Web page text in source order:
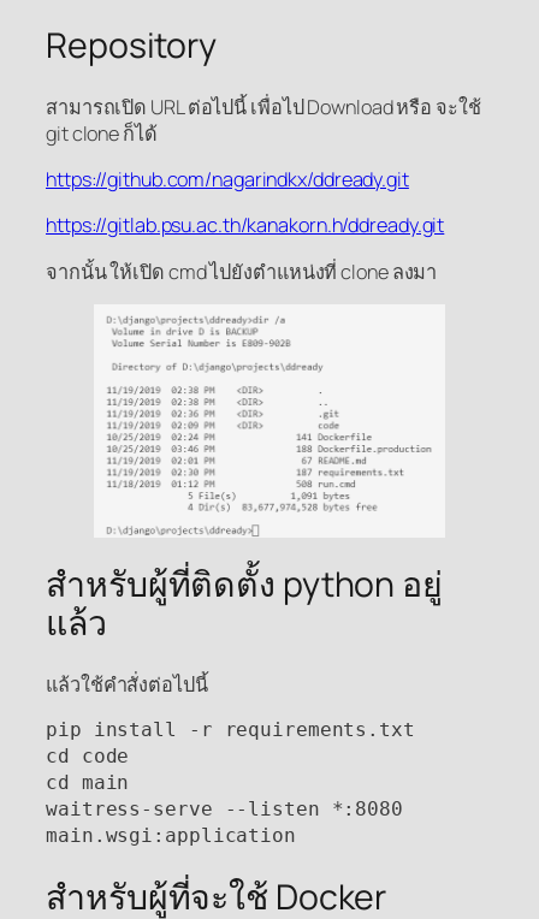
Repository
สามารถเปิด URL ต่อไปนี้ เพื่อไป Download หรือ จะใช้
git clone ก็ได้
https://github.com/nagarindkx/ddready.git
https://gitlab.psu.ac.th/kanakorn.h/ddready.git
จากนั้น ให้เปิด cmd ไปยังตำแหน่งที่ clone ลงมา
สำหรับผู้ที่ติดตั้ง python อยู่
แล้ว
แล้วใช้คำสั่งต่อไปนี้
pip install -r requirements.txt
cd code
cd main
waitress-serve --listen *:8080
main.wsgi:application
สำหรับผู้ที่จะใช้ Docker